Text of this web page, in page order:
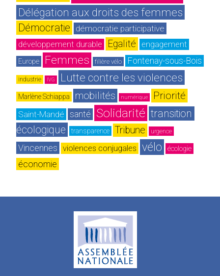
Délégation aux droits des femmes
Démocratie démocratie participative
développement durable Egalité engagement
Europe Femmes filière vélo Fontenay-sous-Bois
industrie IVG Lutte contre les violences
Marlène Schiappa mobilités numérique Priorité
Saint-Mandé santé Solidarité transition
écologique
transparence Tribune urgence
Vincennes violences conjugales vélo écologie
économie